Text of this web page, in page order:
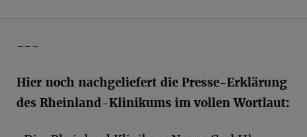
---
Hier noch nachgeliefert die Presse-Erklärung
des Rheinland-Klinikums im vollen Wortlaut: